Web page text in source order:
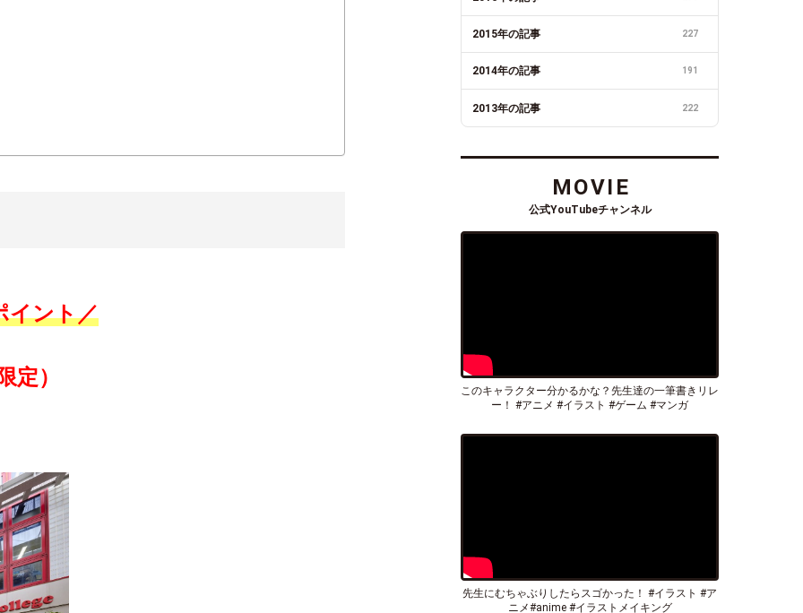
イント／
定）
2015年の記事 227
2014年の記事 191
2013年の記事 222
MOVIE
公式YouTubeチャンネル
このキャラクター分かるかな？先生達の一筆書きリレ
ー！ #アニメ #イラスト #ゲーム #マンガ
先生にむちゃぶりしたらスゴかった！ #イラスト #ア
ニメ#anime #イラストメイキング